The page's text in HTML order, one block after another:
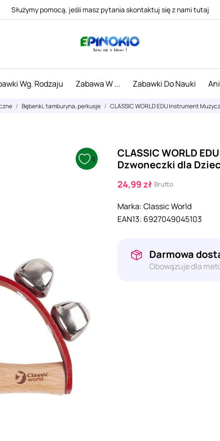
Służymy pomocą, jeśli masz pytania skontaktuj się z nami tutaj
Wg. Rodzaju Zabawa W ... Zabawki Do Nauki
Bębenki, tamburyna, perkusje CLASSIC WORLD EDU Instrument
0
CLASSIC WORLD
Dzwoneczki dla
24,99 zł Brutto
Marka:Classic World
EAN13: 6927049045103
Darmowa
Obowązuje dla